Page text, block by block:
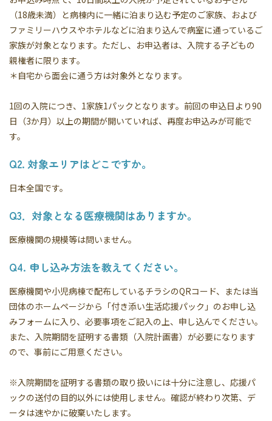
（18歳未満）と病棟内に一緒に泊まり込む予定のご家族、および
ファミリーハウスやホテルなどに泊まり込んで病室に通っているご
家族が対象となります。ただし、お申込者は、入院する子どもの
親権者に限ります。
＊自宅から面会に通う方は対象外となります。
1回の入院につき、1家族1パックとなります。前回の申込日より90
日（3か月）以上の期間が開いていれば、再度お申込みが可能で
す。
Q2. 対象エリアはどこですか。
日本全国です。
Q3．対象となる医療機関はありますか。
医療機関の規模等は問いません。
Q4. 申し込み方法を教えてください。
医療機関や小児病棟で配布しているチラシのQRコード、または当
団体のホームページから「付き添い生活応援パック」のお申し込
みフォームに入り、必要事項をご記入の上、申し込んでください。
また、入院期間を証明する書類（入院計画書）が必要になります
ので、事前にご用意ください。
※入院期間を証明する書類の取り扱いには十分に注意し、応援パ
ックの送付の目的以外には使用しません。確認が終わり次第、デ
ータは速やかに破棄いたします。